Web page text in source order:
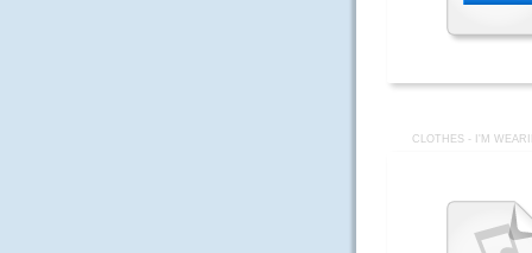
CLOTHES - I'M